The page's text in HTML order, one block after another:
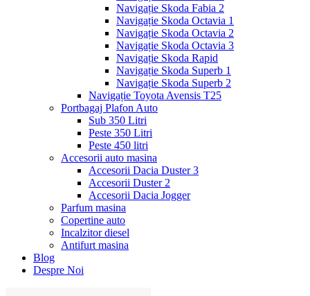
Navigație Skoda Fabia 2
Navigație Skoda Octavia 1
Navigație Skoda Octavia 2
Navigație Skoda Octavia 3
Navigație Skoda Rapid
Navigație Skoda Superb 1
Navigație Skoda Superb 2
Navigație Toyota Avensis T25
Portbagaj Plafon Auto
Sub 350 Litri
Peste 350 Litri
Peste 450 litri
Accesorii auto masina
Accesorii Dacia Duster 3
Accesorii Duster 2
Accesorii Dacia Jogger
Parfum masina
Copertine auto
Incalzitor diesel
Antifurt masina
Blog
Despre Noi